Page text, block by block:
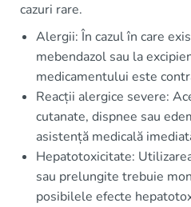
cazuri rare.
Alergii: În cazul în care
mebendazol sau la
medicamentului este
Reacții alergice severe:
cutanate, dispnee sau
asistență medicală
Hepatotoxicitate:
sau prelungite trebuie
posibilele efecte